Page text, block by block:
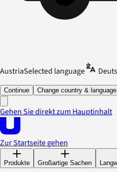
AustriaSelected language
Continue Change country & language
Gehen Sie direkt zum Hauptinhalt
Zur Startseite gehen
Produkte Großartige Sachen